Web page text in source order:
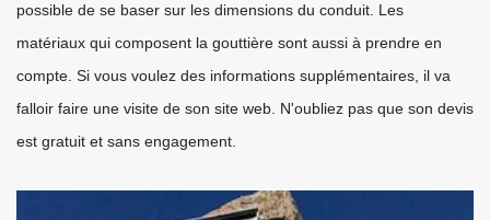
possible de se baser sur les dimensions du conduit. Les
matériaux qui composent la gouttière sont aussi à prendre en
compte. Si vous voulez des informations supplémentaires, il va
falloir faire une visite de son site web. N'oubliez pas que son devis
est gratuit et sans engagement.